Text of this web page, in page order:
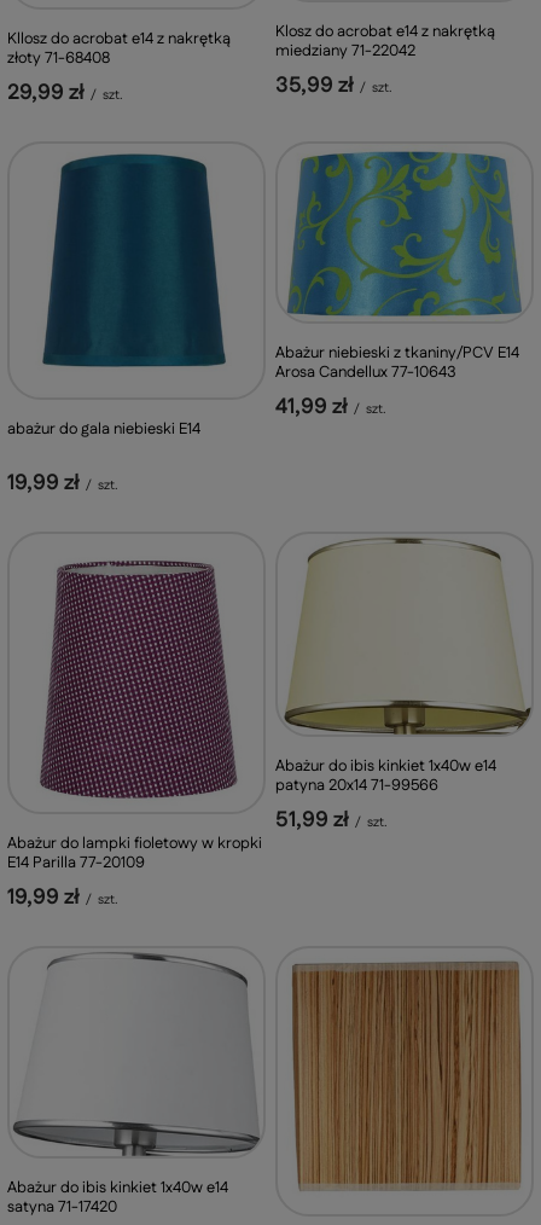
Kllosz do acrobat e14 z nakrętką
złoty 71-68408
29,99 zł / szt.
Klosz do acrobat e14 z nakrętką
miedziany 71-22042
35,99 zł / szt.
abażur do gala niebieski E14
19,99 zł / szt.
Abażur niebieski z tkaniny/PCV E14
Arosa Candellux 77-10643
41,99 zł / szt.
Abażur do lampki fioletowy w kropki
E14 Parilla 77-20109
19,99 zł / szt.
Abażur do ibis kinkiet 1x40w e14
patyna 20x14 71-99566
51,99 zł / szt.
Abażur do ibis kinkiet 1x40w e14
satyna 71-17420